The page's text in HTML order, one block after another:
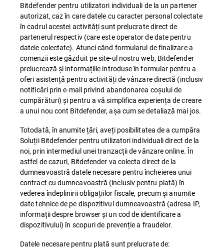
Bitdefender pentru utilizatori individuali de la un partener
autorizat, caz în care datele cu caracter personal colectate
în cadrul acestei activități sunt prelucrate direct de
partenerul respectiv (care este operator de date pentru
datele colectate). Atunci când formularul de finalizare a
comenzii este găzduit pe site-ul nostru web, Bitdefender
prelucrează și informațiile introduse în formular pentru a
oferi asistență pentru activități de vânzare directă (inclusiv
notificări prin e-mail privind abandonarea coșului de
cumpărături) și pentru a vă simplifica experiența de creare
a unui nou cont Bitdefender, așa cum se detaliază mai jos.
Totodată, în anumite țări, aveți posibilitatea de a cumpăra
Soluții Bitdefender pentru utilizatori individuali direct de la
noi, prin intermediul unei tranzacții de vânzare online. În
astfel de cazuri, Bitdefender va colecta direct de la
dumneavoastră datele necesare pentru încheierea unui
contract cu dumneavoastră (inclusiv pentru plată) în
vederea îndeplinirii obligațiilor fiscale, precum și anumite
date tehnice de pe dispozitivul dumneavoastră (adresa IP,
informații despre browser și un cod de identificare a
dispozitivului) în scopuri de prevenție a fraudelor.
Datele necesare pentru plată sunt prelucrate de: